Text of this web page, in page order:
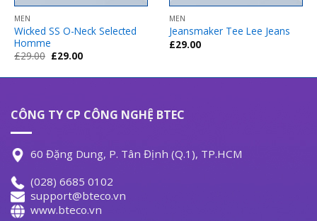
MEN
Wicked SS O-Neck Selected
Homme
£29.00 Giá
gốc
£29.00.
£29.00Giá
là:
MEN
Jeansmaker Tee Lee Jeans
£29.00
CÔNG TY CP CÔNG NGHỆ BTEC
60 Đặng Dung, P. Tân Định (Q.1), TP.HCM
(028) 6685 0102
support@bteco.vn
www.bteco.vn